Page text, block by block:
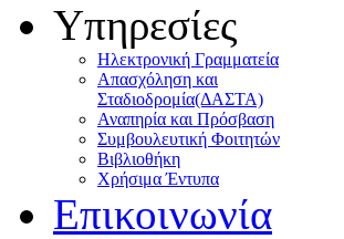
Υπηρεσίες
Ηλεκτρονική Γραμματεία
Απασχόληση και
Σταδιοδρομία(ΔΑΣΤΑ)
Αναπηρία και Πρόσβαση
Συμβουλευτική Φοιτητών
Βιβλιοθήκη
Χρήσιμα Έντυπα
Επικοινωνία